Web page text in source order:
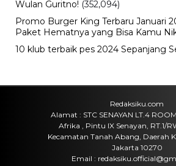
Wulan Guritno! (352,094)
Promo Burger King Terbaru Januari
Paket Hematnya yang Bisa Kamu
10 klub terbaik pes 2024 Sepanjang
Redaksiku.com
Alamat : STC SENAYAN LT.4
Afrika , Pintu IX Senayan, RT.1/
Kecamatan Tanah Abang, Daerah
Jakarta 10270
Email :